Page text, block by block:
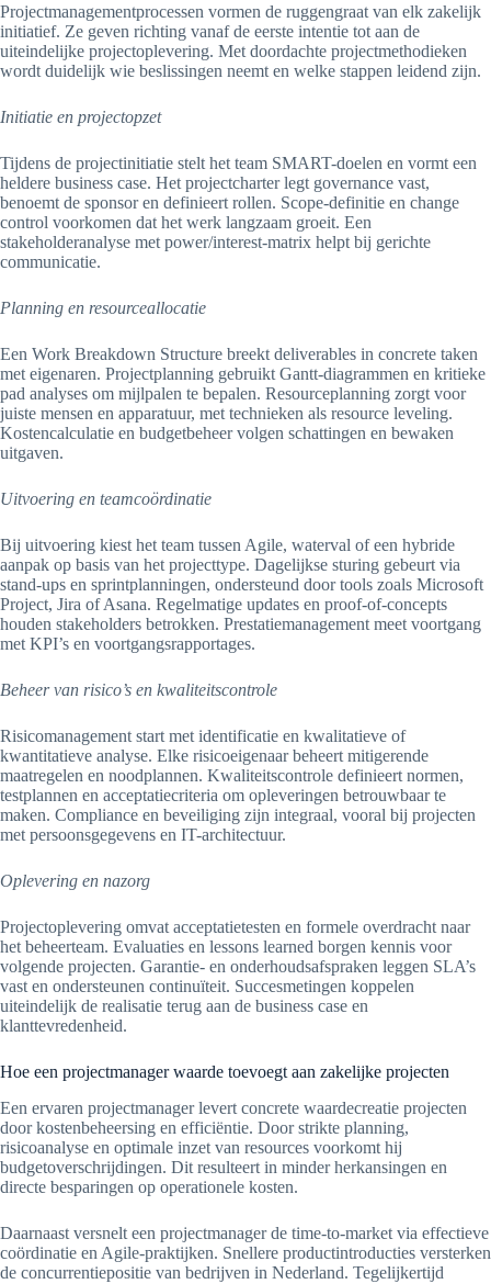
Projectmanagementprocessen vormen de ruggengraat van elk zakelijk
initiatief. Ze geven richting vanaf de eerste intentie tot aan de
uiteindelijke projectoplevering. Met doordachte projectmethodieken
wordt duidelijk wie beslissingen neemt en welke stappen leidend zijn.
Initiatie en projectopzet
Tijdens de projectinitiatie stelt het team SMART-doelen en vormt een
heldere business case. Het projectcharter legt governance vast,
benoemt de sponsor en definieert rollen. Scope-definitie en change
control voorkomen dat het werk langzaam groeit. Een
stakeholderanalyse met power/interest-matrix helpt bij gerichte
communicatie.
Planning en resourceallocatie
Een Work Breakdown Structure breekt deliverables in concrete taken
met eigenaren. Projectplanning gebruikt Gantt-diagrammen en kritieke
pad analyses om mijlpalen te bepalen. Resourceplanning zorgt voor
juiste mensen en apparatuur, met technieken als resource leveling.
Kostencalculatie en budgetbeheer volgen schattingen en bewaken
uitgaven.
Uitvoering en teamcoördinatie
Bij uitvoering kiest het team tussen Agile, waterval of een hybride
aanpak op basis van het projecttype. Dagelijkse sturing gebeurt via
stand-ups en sprintplanningen, ondersteund door tools zoals Microsoft
Project, Jira of Asana. Regelmatige updates en proof-of-concepts
houden stakeholders betrokken. Prestatiemanagement meet voortgang
met KPI’s en voortgangsrapportages.
Beheer van risico’s en kwaliteitscontrole
Risicomanagement start met identificatie en kwalitatieve of
kwantitatieve analyse. Elke risicoeigenaar beheert mitigerende
maatregelen en noodplannen. Kwaliteitscontrole definieert normen,
testplannen en acceptatiecriteria om opleveringen betrouwbaar te
maken. Compliance en beveiliging zijn integraal, vooral bij projecten
met persoonsgegevens en IT-architectuur.
Oplevering en nazorg
Projectoplevering omvat acceptatietesten en formele overdracht naar
het beheerteam. Evaluaties en lessons learned borgen kennis voor
volgende projecten. Garantie- en onderhoudsafspraken leggen SLA’s
vast en ondersteunen continuïteit. Succesmetingen koppelen
uiteindelijk de realisatie terug aan de business case en
klanttevredenheid.
Hoe een projectmanager waarde toevoegt aan zakelijke projecten
Een ervaren projectmanager levert concrete waardecreatie projecten
door kostenbeheersing en efficiëntie. Door strikte planning,
risicoanalyse en optimale inzet van resources voorkomt hij
budgetoverschrijdingen. Dit resulteert in minder herkansingen en
directe besparingen op operationele kosten.
Daarnaast versnelt een projectmanager de time-to-market via effectieve
coördinatie en Agile-praktijken. Snellere productintroducties versterken
de concurrentiepositie van bedrijven in Nederland. Tegelijkertijd